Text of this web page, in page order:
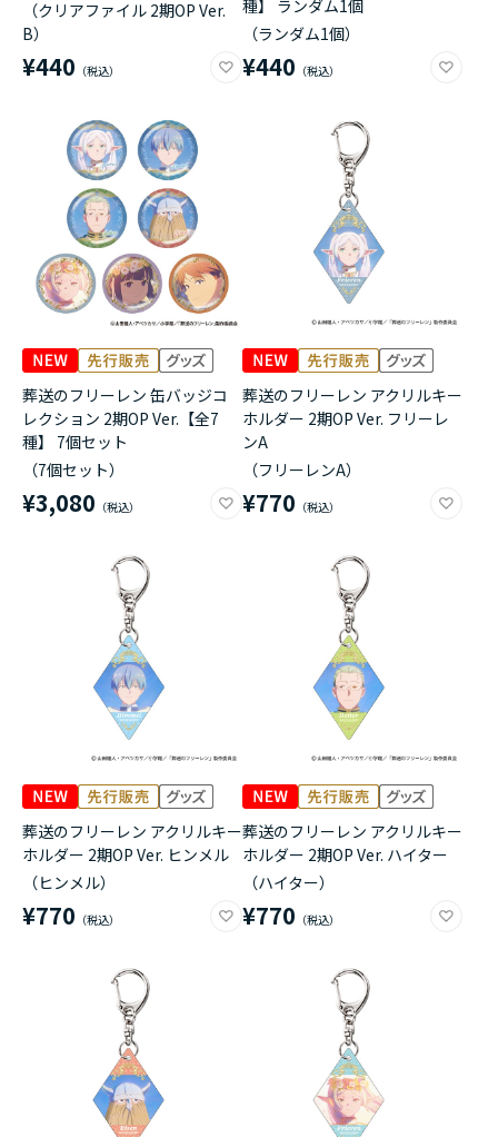
（クリアファイル 2期OP Ver.
B）
¥440
種】 ランダム1個
（ランダム1個）
¥440
葬送のフリーレン 缶バッジコ
レクション 2期OP Ver.【全7
種】 7個セット
（7個セット）
¥3,080
葬送のフリーレン アクリルキー
ホルダー 2期OP Ver. フリーレ
ンA
（フリーレンA）
¥770
葬送のフリーレン アクリルキー
ホルダー 2期OP Ver. ヒンメル
（ヒンメル）
¥770
葬送のフリーレン アクリルキー
ホルダー 2期OP Ver. ハイター
（ハイター）
¥770